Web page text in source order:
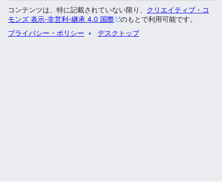
コンテンツは、特に記載されていない限り、 クリエイティブ・コ
モンズ 表示-非営利-継承 4.0 国際
のもとで利用可能です。
プライバシー・ポリシー
デスクトップ